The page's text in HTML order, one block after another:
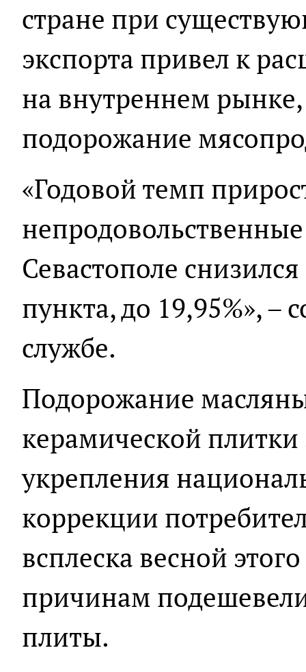
стране при
экспорта привел к
на внутреннем
подорожание
«Годовой темп
Севастополе
пункта, до 19,95%», –
службе.
Подорожание
керамической
укрепления
коррекции
всплеска весной
причинам
плиты.